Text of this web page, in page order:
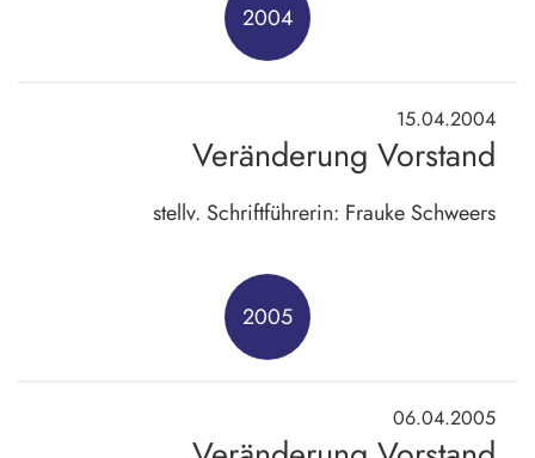
2004
15.04.2004
Veränderung Vorstand
stellv. Schriftführerin: Frauke Schweers
2005
06.04.2005